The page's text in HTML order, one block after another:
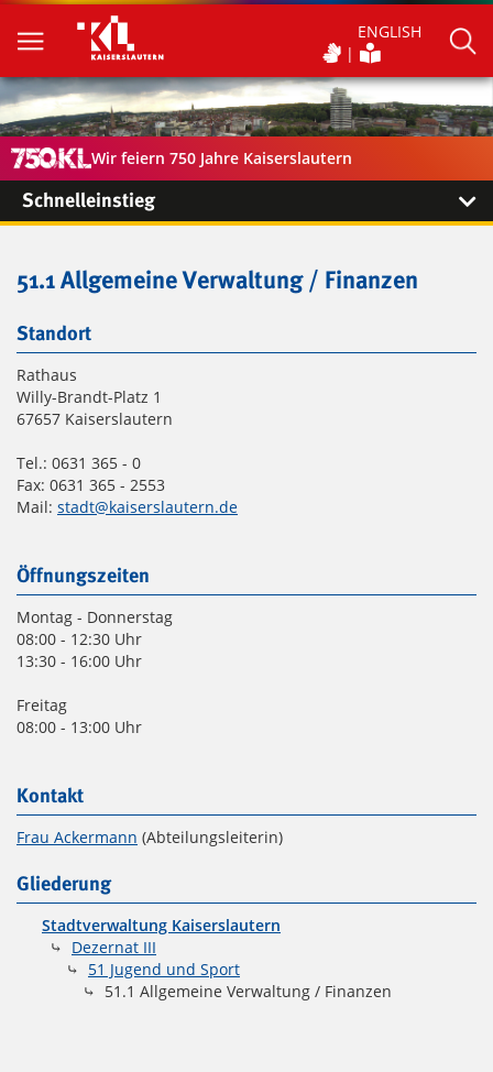
ENGLISH
Wir feiern 750 Jahre Kaiserslautern
Schnelleinstieg
51.1 Allgemeine Verwaltung / Finanzen
Standort
Rathaus
Willy-Brandt-Platz 1
67657 Kaiserslautern
Tel.: 0631 365 - 0
Fax: 0631 365 - 2553
Mail: stadt@kaiserslautern.de
Öffnungszeiten
Montag - Donnerstag
08:00 - 12:30 Uhr
13:30 - 16:00 Uhr
Freitag
08:00 - 13:00 Uhr
Kontakt
Frau Ackermann (Abteilungsleiterin)
Gliederung
Stadtverwaltung Kaiserslautern
Dezernat III
51 Jugend und Sport
51.1 Allgemeine Verwaltung / Finanzen